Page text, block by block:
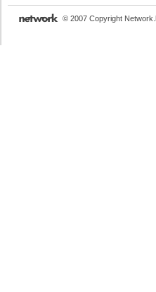
© 2007 Copyright